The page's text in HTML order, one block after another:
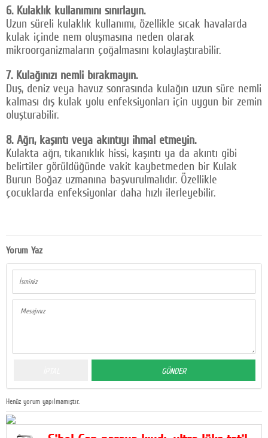
6. Kulaklık kullanımını sınırlayın.
Uzun süreli kulaklık kullanımı, özellikle sıcak havalarda
kulak içinde nem oluşmasına neden olarak
mikroorganizmaların çoğalmasını kolaylaştırabilir.
7. Kulağınızı nemli bırakmayın.
Duş, deniz veya havuz sonrasında kulağın uzun süre nemli
kalması dış kulak yolu enfeksiyonları için uygun bir zemin
oluşturabilir.
8. Ağrı, kaşıntı veya akıntıyı ihmal etmeyin.
Kulakta ağrı, tıkanıklık hissi, kaşıntı ya da akıntı gibi
belirtiler görüldüğünde vakit kaybetmeden bir Kulak
Burun Boğaz uzmanına başvurulmalıdır. Özellikle
çocuklarda enfeksiyonlar daha hızlı ilerleyebilir.
Yorum Yaz
Henüz yorum yapılmamıştır.